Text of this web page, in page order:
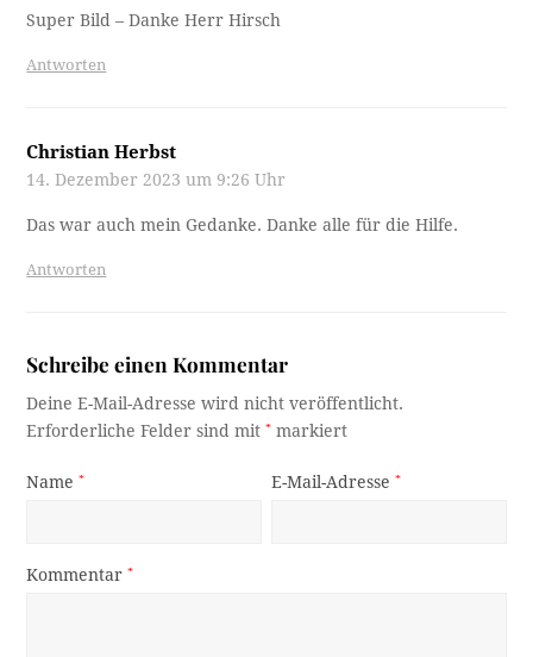
Super Bild – Danke Herr Hirsch
Antworten
Christian Herbst
14. Dezember 2023 um 9:26 Uhr
Das war auch mein Gedanke. Danke alle für die Hilfe.
Antworten
Schreibe einen Kommentar
Deine E-Mail-Adresse wird nicht veröffentlicht.
Erforderliche Felder sind mit* markiert
Name* E-Mail-Adresse*
Kommentar*